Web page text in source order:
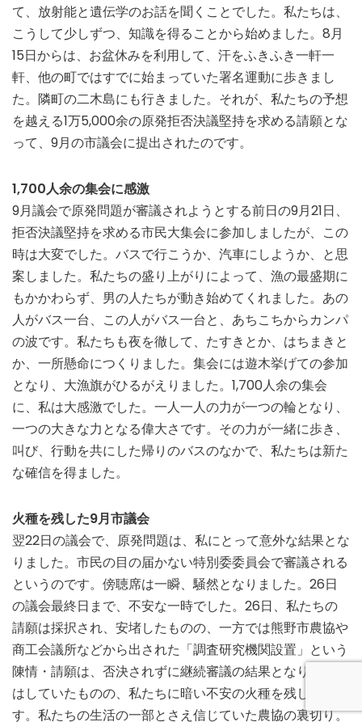
て、放射能と遺伝学のお話を聞くことでした。私たちは、
こうして少しずつ、知識を得ることから始めました。8月
15日からは、お盆休みを利用して、汗をふきふき一軒一
軒、他の町ではすでに始まっていた署名運動に歩きまし
た。隣町の二木島にも行きました。それが、私たちの予想
を越える1万5,000余の原発拒否決議堅持を求める請願とな
って、9月の市議会に提出されたのです。
1,700人余の集会に感激
9月議会で原発問題が審議されようとする前日の9月21日、
拒否決議堅持を求める市民大集会に参加しましたが、この
時は大変でした。バスで行こうか、汽車にしようか、と思
案しました。私たちの盛り上がりによって、漁の最盛期に
もかかわらず、男の人たちが動き始めてくれました。あの
人がバス一台、この人がバス一台と、あちこちからカンパ
の波です。私たちも夜を徹して、たすきとか、はちまきと
か、一所懸命につくりました。集会には遊木挙げての参加
となり、大漁旗がひるがえりました。1,700人余の集会
に、私は大感激でした。一人一人の力が一つの輪となり、
一つの大きな力となる偉大さです。その力が一緒に歩き、
叫び、行動を共にした帰りのバスのなかで、私たちは新た
な確信を得ました。
火種を残した9月市議会
翌22日の議会で、原発問題は、私にとって意外な結果とな
りました。市民の目の届かない特別委委員会で審議される
というのです。傍聴席は一瞬、騒然となりました。26日
の議会最終日まで、不安な一時でした。26日、私たちの
請願は採択され、安堵したものの、一方では熊野市農協や
商工会議所などから出された「調査研究機関設置」という
陳情・請願は、否決されずに継続審議の結果となり、予想
はしていたものの、私たちに暗い不安の火種を残したので
す。私たちの生活の一部とさえ信じていた農協の裏切り。